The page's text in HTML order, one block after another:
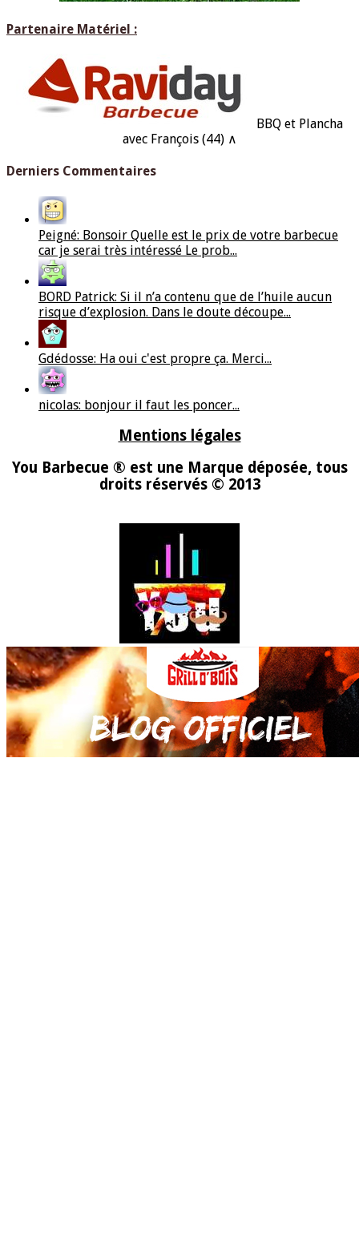
Partenaire Matériel :
BBQ et Plancha
avec François (44) ∧
Derniers Commentaires
Peigné: Bonsoir Quelle est le prix de votre barbecue
car je serai très intéressé Le prob...
BORD Patrick: Si il n’a contenu que de l’huile aucun
risque d’explosion. Dans le doute découpe...
Gdédosse: Ha oui c'est propre ça. Merci...
nicolas: bonjour il faut les poncer...
Mentions légales
You Barbecue ® est une Marque déposée, tous
droits réservés © 2013